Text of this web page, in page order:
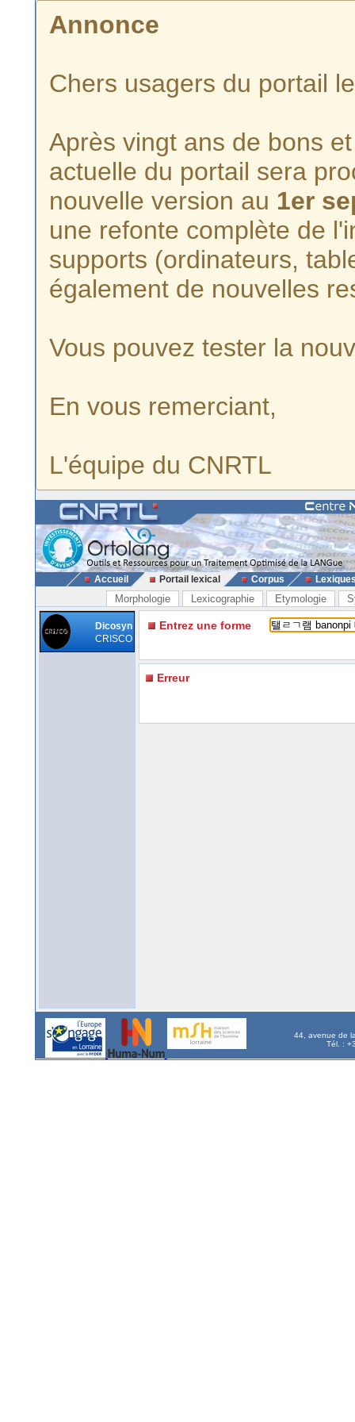
Annonce
Chers usagers du portail
Après vingt ans de bons
actuelle du portail sera
nouvelle version au 1er
une refonte complète de
supports (ordinateurs,
également de nouvelles
Vous pouvez tester la
En vous remerciant,
L'équipe du CNRTL
Accueil Portail lexical Corpus
Morphologie Lexicographie Etymologie
Dicosyn
CRISCO
Entrez une forme
Erreur
44, avenue de
Tél. :